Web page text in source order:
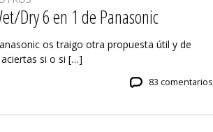
Dry 6 en 1 de Panasonic
os traigo otra propuesta útil y de
si o si […]
83 comentarios